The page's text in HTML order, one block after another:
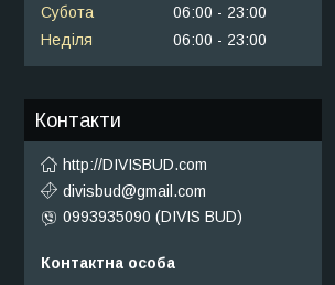
Субота
06:00
23:00
Неділя
06:00 23:00
Контакти
http://DIVISBUD.com
divisbud@gmail.com
0993935090 (DIVIS BUD)